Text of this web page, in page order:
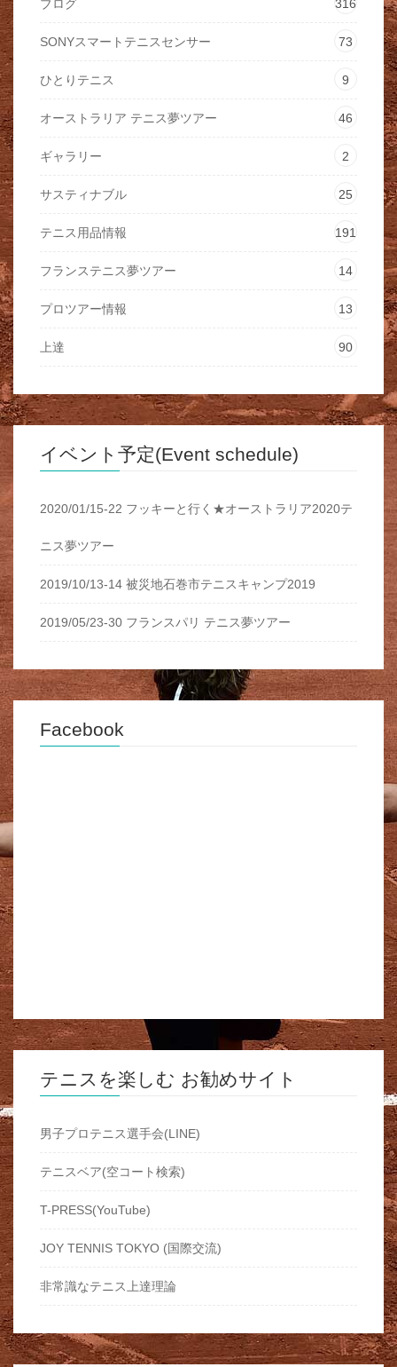
ブログ 316
SONYスマートテニスセンサー 73
ひとりテニス 9
オーストラリア テニス夢ツアー 46
ギャラリー 2
サスティナブル 25
テニス用品情報 191
フランステニス夢ツアー 14
プロツアー情報 13
上達 90
イベント予定(Event schedule)
2020/01/15-22 フッキーと行く★オーストラリア2020テ
ニス夢ツアー
2019/10/13-14 被災地石巻市テニスキャンプ2019
2019/05/23-30 フランスパリ テニス夢ツアー
Facebook
テニスを楽しむ お勧めサイト
男子プロテニス選手会(LINE)
テニスベア(空コート検索)
T-PRESS(YouTube)
JOY TENNIS TOKYO (国際交流)
非常識なテニス上達理論